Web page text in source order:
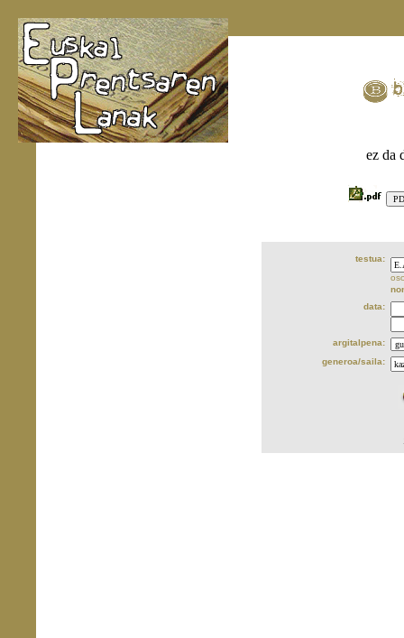
ez da
testua:
data:
argitalpena:
generoa/saila: